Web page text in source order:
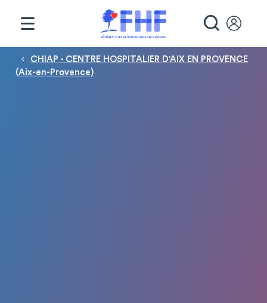
Fil d'Ariane
CHIAP - CENTRE HOSPITALIER D'AIX EN PROVENCE
(Aix-en-Provence)
Panneau de gestion des cookies